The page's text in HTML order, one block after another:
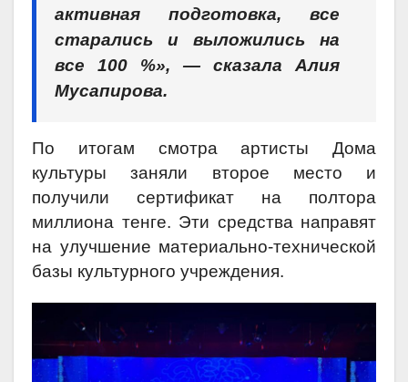
активная подготовка, все
старались и выложились на
все 100 %», — сказала Алия
Мусапирова.
По итогам смотра артисты Дома
культуры заняли второе место и
получили сертификат на полтора
миллиона тенге. Эти средства направят
на улучшение материально-технической
базы культурного учреждения.